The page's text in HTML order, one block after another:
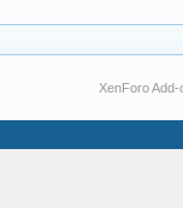
XenForo